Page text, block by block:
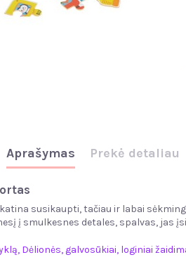
Aprašymas Prekė detaliau
susikaupti, tačiau ir labai
į smulkesnes detales, spalvas, jas
, Dėlionės, galvosūkiai, loginiai